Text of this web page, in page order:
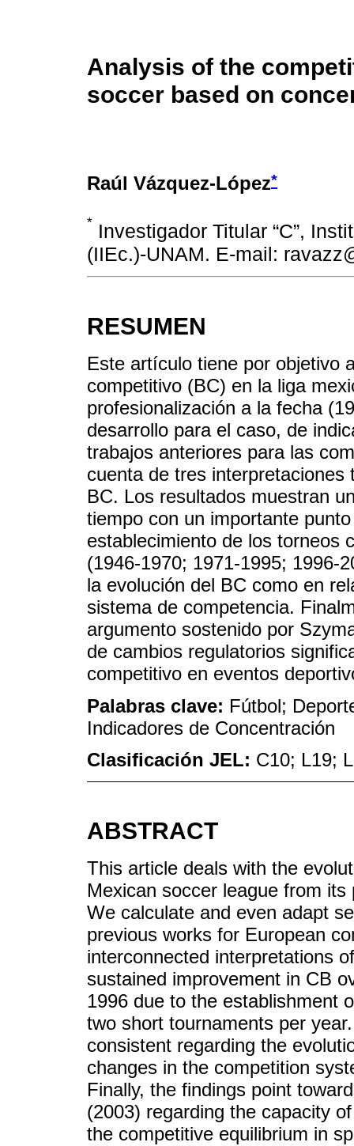
Analysis of the
soccer based on
Raúl Vázquez-López*
* Investigador Titular “C”,
(IIEc.)-UNAM. E-mail:
RESUMEN
Este artículo tiene por objetivo
competitivo (BC) en la liga
profesionalización a la fecha
desarrollo para el caso, de
trabajos anteriores para las
cuenta de tres
BC. Los resultados muestran
tiempo con un importante
establecimiento de los torneos
(1946-1970; 1971-1995; 1996-
la evolución del BC como en
sistema de competencia.
argumento sostenido por
de cambios regulatorios
competitivo en eventos
Palabras clave: Fútbol;
Indicadores de Concentración
Clasificación JEL: C10; L19;
ABSTRACT
This article deals with the
Mexican soccer league from
We calculate and even adapt
previous works for European
interconnected interpretations
sustained improvement in CB
1996 due to the establishment
two short tournaments per
consistent regarding the
changes in the competition
Finally, the findings point
(2003) regarding the capacity
the competitive equilibrium in